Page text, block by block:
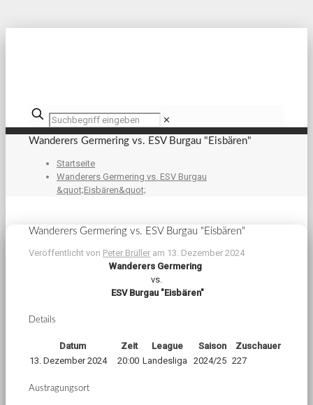
✕
Wanderers Germering vs. ESV Burgau "Eisbären"
Startseite
Wanderers Germering vs. ESV Burgau
&quot;Eisbären&quot;
Wanderers Germering vs. ESV Burgau "Eisbären"
Veröffentlicht von Peter Brüller am 13. Dezember 2024
Wanderers Germering
vs.
ESV Burgau "Eisbären"
Details
Datum Zeit League Saison
Zuschauer
13. Dezember 2024
20:00 Landesliga 2024/25 227
Austragungsort